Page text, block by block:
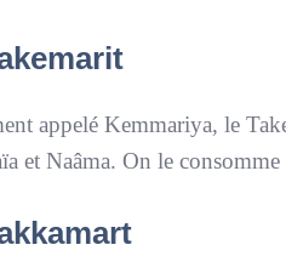
appelé Kemmariya, le
et Naâma. On le